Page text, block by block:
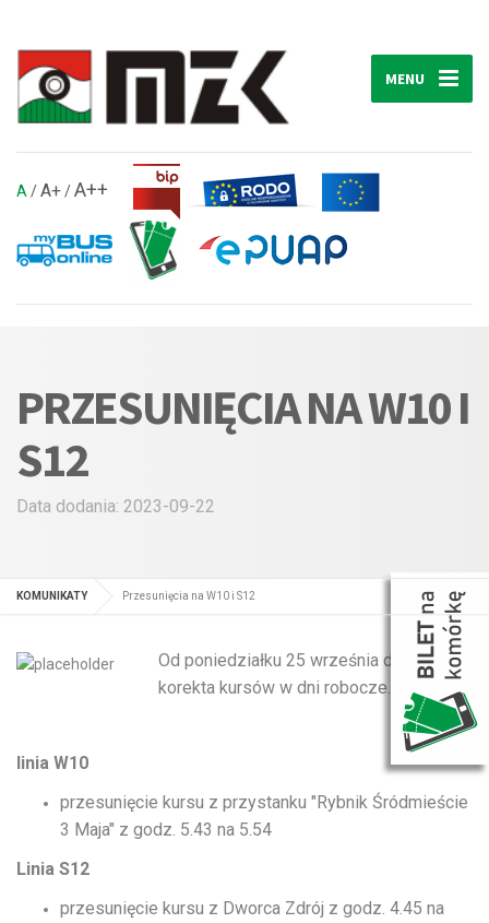
MENU
A /A+/A++
PRZESUNIĘCIA NA W10 I
S12
Data dodania: 2023-09-22
KOMUNIKATY Przesunięcia na W10 i S12
Od poniedziałku 25 września drobna
korekta kursów w dni robocze.
linia W10
przesunięcie kursu z przystanku "Rybnik Śródmieście
3 Maja" z godz. 5.43 na 5.54
Linia S12
przesunięcie kursu z Dworca Zdrój z godz. 4.45 na